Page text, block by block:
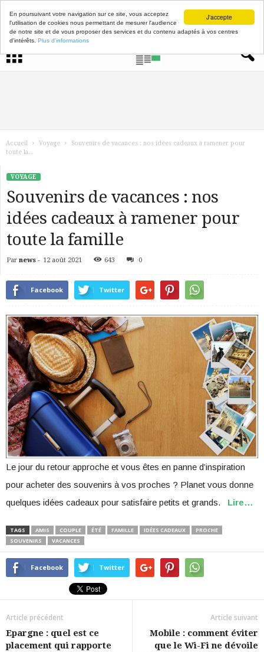
J'accepte
En poursuivant votre navigation sur ce site, vous acceptez
l'utilisation de cookies nous permettant de mesurer l'audience
de notre site et de vous proposer des services et du contenu adaptés à vos centres
d'intérêts. Plus d'informations
Accueil Voyage
Souvenirs de vacances : nos idées cadeaux à ramener pour
toute la...
VOYAGE
Souvenirs de vacances : nos
idées cadeaux à ramener pour
toute la famille
Par news - 12 août 2021 643 0
Facebook Twitter
Le jour du retour approche et vous êtes en panne d’inspiration
pour acheter des souvenirs à vos proches ? Planet vous donne
quelques idées cadeaux pour satisfaire petits et grands. Lire…
TAGS AMIS COUPLE ÉTÉ FAMILLE IDÉES CADEAUX
PROCHE
SOUVENIRS
VACANCES
Facebook Twitter
Article précédent
Epargne : quel est ce
placement qui rapporte
Article suivant
Mobile : comment éviter
que le Wi-Fi ne dévoile